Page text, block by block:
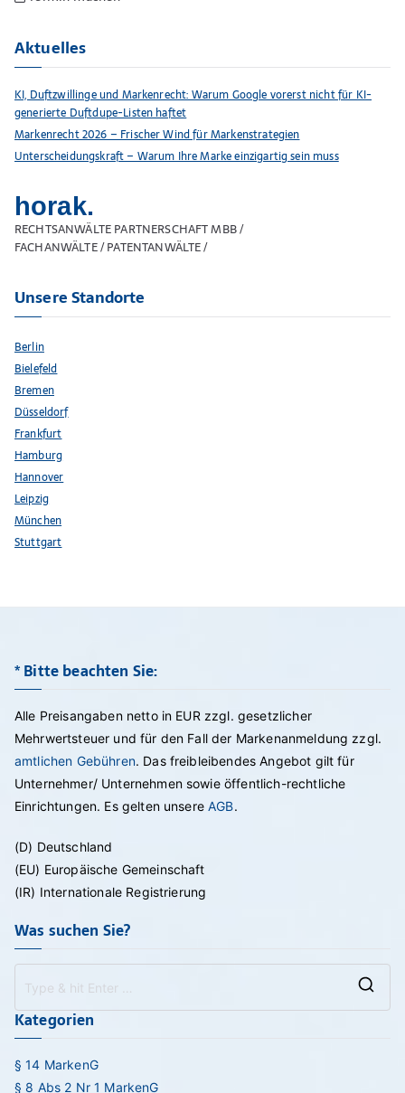
Aktuelles
KI, Duftzwillinge und Markenrecht: Warum Google vorerst nicht für KI-
generierte Duftdupe-Listen haftet
Markenrecht 2026 – Frischer Wind für Markenstrategien
Unterscheidungskraft – Warum Ihre Marke einzigartig sein muss
horak.
RECHTSANWÄLTE PARTNERSCHAFT MBB /
FACHANWÄLTE / PATENTANWÄLTE /
Unsere Standorte
Berlin
Bielefeld
Bremen
Düsseldorf
Frankfurt
Hamburg
Hannover
Leipzig
München
Stuttgart
* Bitte beachten Sie:
Alle Preisangaben netto in EUR zzgl. gesetzlicher
Mehrwertsteuer und für den Fall der Markenanmeldung zzgl.
amtlichen Gebühren. Das freibleibendes Angebot gilt für
Unternehmer/ Unternehmen sowie öffentlich-rechtliche
Einrichtungen. Es gelten unsereAGB.
(D) Deutschland
(EU) Europäische Gemeinschaft
(IR) Internationale Registrierung
Was suchen Sie?
Kategorien
§ 14 MarkenG
§ 8 Abs 2 Nr 1 MarkenG